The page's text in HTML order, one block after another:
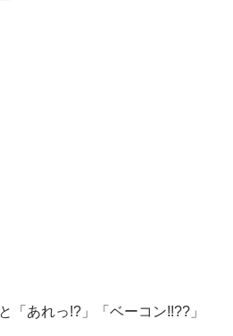
あれっ!?」「ベーコン!!??」